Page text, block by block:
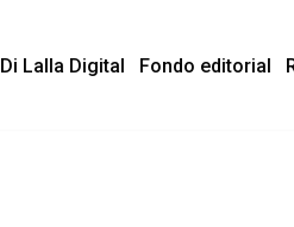
Di Lalla Digital Fondo editorial